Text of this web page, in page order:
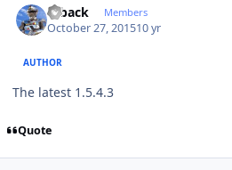
ryback Members
October 27, 201510 yr
AUTHOR
The latest 1.5.4.3
Quote